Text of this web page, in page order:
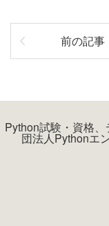
前の記事
Python試験・資格
団法人Pythonエ